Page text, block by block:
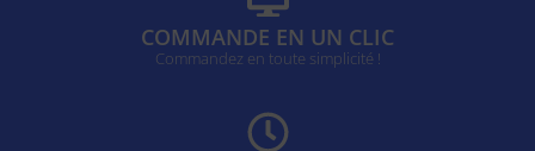
COMMANDE EN UN CLIC
Commandez en toute simplicité !